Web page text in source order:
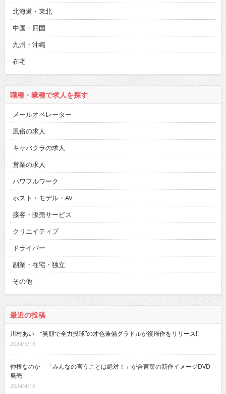
北海道・東北
中国・四国
九州・沖縄
在宅
職種・業種で求人を探す
メールオペレーター
風俗の求人
キャバクラの求人
営業の求人
パワフルワーク
ホスト・モデル・AV
接客・販売サービス
クリエイティブ
ドライバー
副業・在宅・独立
その他
最近の投稿
川村あい “笑顔で全力投球”の才色兼備グラドルが復帰作をリリース!!
2024/5/16
仲根なのか 「みんなの言うことは絶対！」が合言葉の新作イメージDVD
発売
2024/4/16